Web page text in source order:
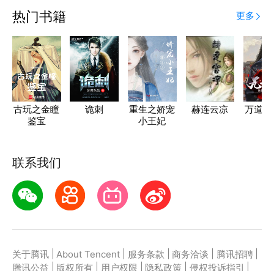
热门书籍 更多
古玩之金瞳
鉴宝
诡刺
重生之娇宠
小王妃
赫连云凉
万道
联系我们
关于腾讯 About Tencent 服务条款 商务洽谈 腾讯招聘
腾讯公益
版权所有 用户权限 隐私政策 侵权投诉指引